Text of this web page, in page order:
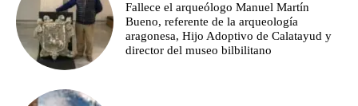
Fallece el arqueólogo Manuel Martín
Bueno, referente de la arqueología
aragonesa, Hijo Adoptivo de Calatayud y
director del museo bilbilitano